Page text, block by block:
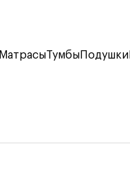
МатрасыТумбыПодушки